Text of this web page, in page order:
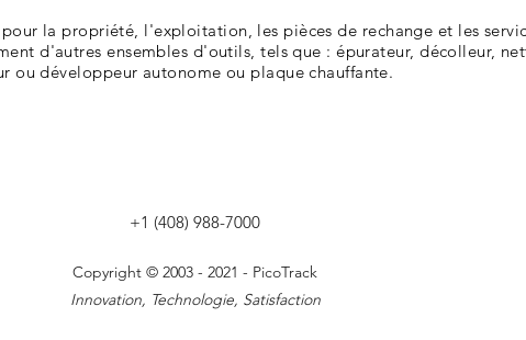
la propriété, l'exploitation, les pièces de rechange et les
d'autres ensembles d'outils, tels que : épurateur, décolleur,
ou développeur autonome ou plaque chauffante.
+1 (408) 988-7000
Copyright © 2003 - 2021 - PicoTrack
Innovation, Technologie, Satisfaction